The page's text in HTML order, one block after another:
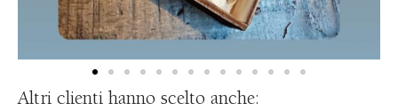
Altri clienti hanno scelto anche: